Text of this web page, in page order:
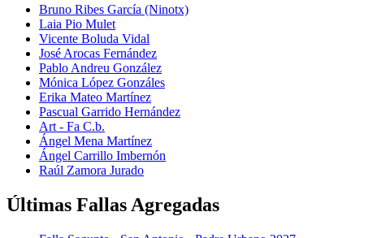
Bruno Ribes García (Ninotx)
Laia Pio Mulet
Vicente Boluda Vidal
José Arocas Fernández
Pablo Andreu González
Mónica López Gonzáles
Erika Mateo Martínez
Pascual Garrido Hernández
Art - Fa C.b.
Ángel Mena Martínez
Ángel Carrillo Imbernón
Raúl Zamora Jurado
Últimas Fallas Agregadas